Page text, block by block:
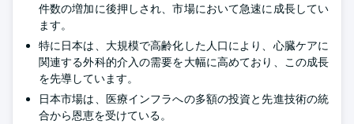
件数の増加に後押しされ、市場において急速に成長してい
ます。
特に日本は、大規模で高齢化した人口により、心臓ケアに
関連する外科的介入の需要を大幅に高めており、この成長
を先導しています。
日本市場は、医療インフラへの多額の投資と先進技術の統
合から恩恵を受けている。